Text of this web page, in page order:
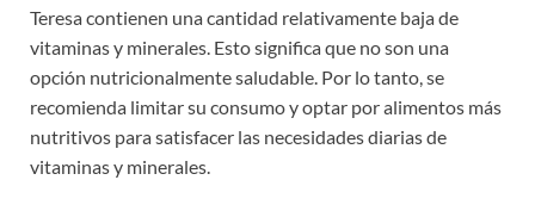
Teresa contienen una cantidad relativamente baja de
vitaminas y minerales. Esto significa que no son una
opción nutricionalmente saludable. Por lo tanto, se
recomienda limitar su consumo y optar por alimentos más
nutritivos para satisfacer las necesidades diarias de
vitaminas y minerales.